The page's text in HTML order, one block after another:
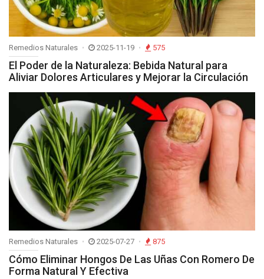
Remedios Naturales 2025-11-19 575
El Poder de la Naturaleza: Bebida Natural para
Aliviar Dolores Articulares y Mejorar la Circulación
Remedios Naturales 2025-07-27 875
Cómo Eliminar Hongos De Las Uñas Con Romero De
Forma Natural Y Efectiva